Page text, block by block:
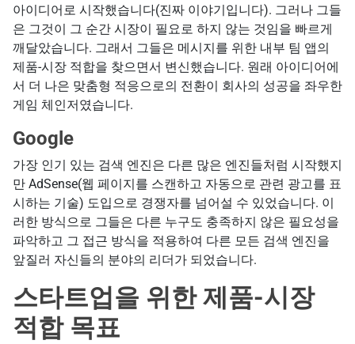
아이디어로 시작했습니다(진짜 이야기입니다). 그러나 그들
은 그것이 그 순간 시장이 필요로 하지 않는 것임을 빠르게
깨달았습니다. 그래서 그들은 메시지를 위한 내부 팀 앱의
제품-시장 적합을 찾으면서 변신했습니다. 원래 아이디어에
서 더 나은 맞춤형 적응으로의 전환이 회사의 성공을 좌우한
게임 체인저였습니다.
Google
가장 인기 있는 검색 엔진은 다른 많은 엔진들처럼 시작했지
만 AdSense(웹 페이지를 스캔하고 자동으로 관련 광고를 표
시하는 기술) 도입으로 경쟁자를 넘어설 수 있었습니다. 이
러한 방식으로 그들은 다른 누구도 충족하지 않은 필요성을
파악하고 그 접근 방식을 적용하여 다른 모든 검색 엔진을
앞질러 자신들의 분야의 리더가 되었습니다.
스타트업을 위한 제품-시장
적합 목표